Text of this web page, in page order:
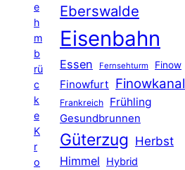
e
h
m
b
rü
c
k
e
K
r
o
Eberswalde
Eisenbahn
Essen Fernsehturm Finow
Finowfurt Finowkanal
Frankreich Frühling
Gesundbrunnen
Güterzug Herbst
Himmel
Hybrid